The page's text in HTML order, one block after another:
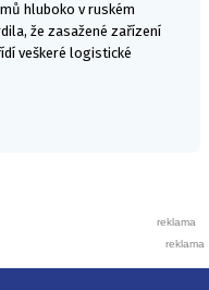
hluboko v ruském
že zasažené zařízení
veškeré logistické